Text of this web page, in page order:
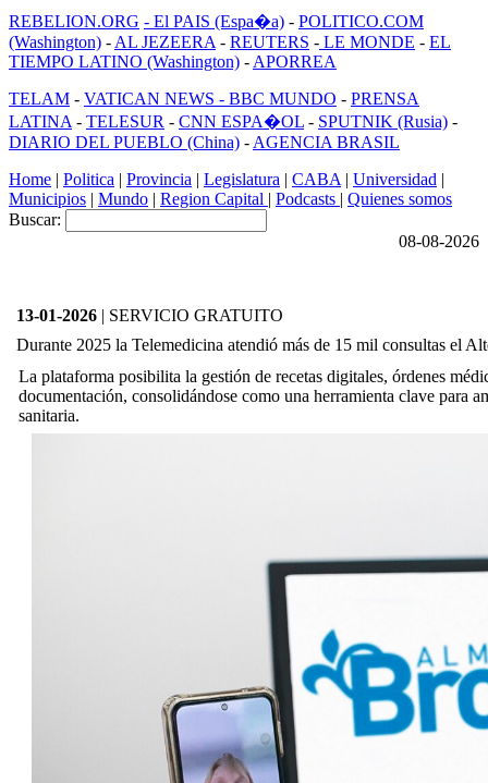
REBELION.ORG - El PAIS (Espa�a) - POLITICO.COM
(Washington) - AL JEZEERA - REUTERS - LE MONDE - EL
TIEMPO LATINO (Washington) - APORREA
TELAM - VATICAN NEWS - BBC MUNDO - PRENSA
LATINA - TELESUR - CNN ESPA�OL - SPUTNIK (Rusia) -
DIARIO DEL PUEBLO (China) - AGENCIA BRASIL
Home | Politica | Provincia | Legislatura | CABA | Universidad |
Municipios | Mundo | Region Capital | Podcasts | Quienes somos
Buscar:
08-08-2026
13-01-2026 | SERVICIO GRATUITO
Durante 2025 la Telemedicina atendió más de 15 mil consultas el
La plataforma posibilita la gestión de recetas digitales, órdenes
documentación, consolidándose como una herramienta clave para
sanitaria.